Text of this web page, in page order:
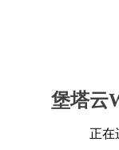
堡塔云
正在